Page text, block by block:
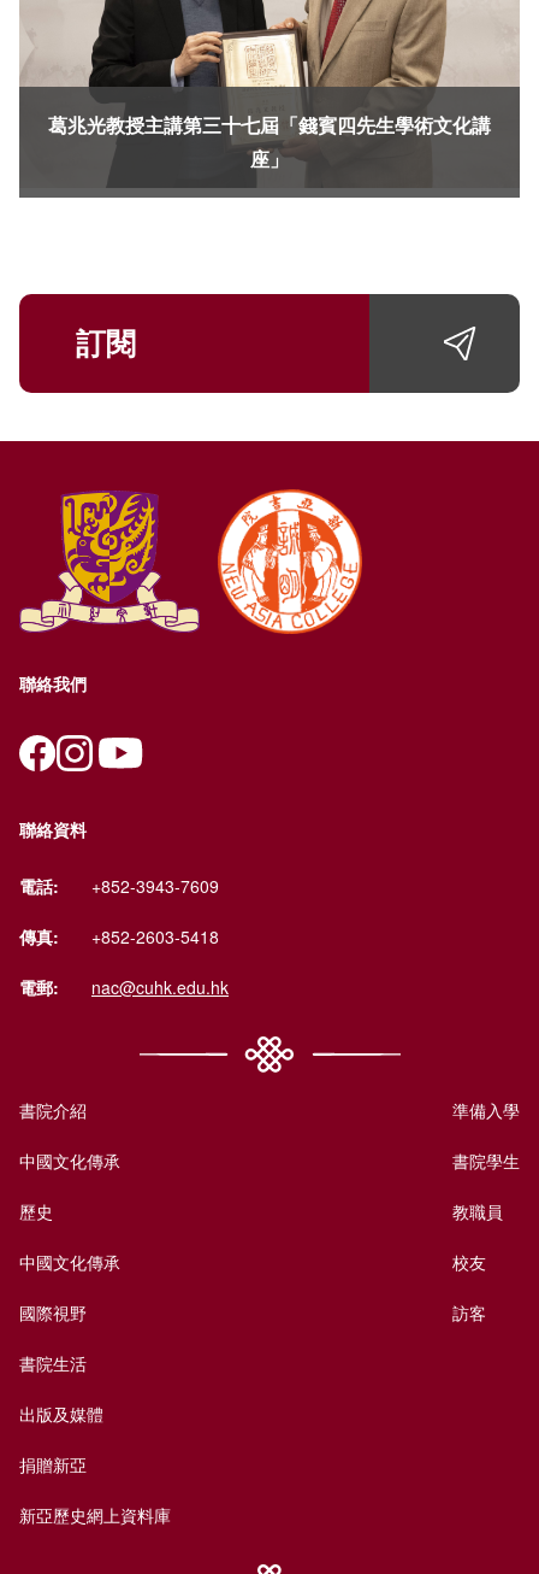
葛兆光教授主講第三十七屆「錢賓四先生學術文化講
座」
訂閱
聯絡我們
聯絡資料
電話: +852-3943-7609
傳真: +852-2603-5418
電郵: nac@cuhk.edu.hk
書院介紹
中國文化傳承
歷史
中國文化傳承
國際視野
書院生活
出版及媒體
捐贈新亞
新亞歷史網上資料庫
準備入學
書院學生
教職員
校友
訪客